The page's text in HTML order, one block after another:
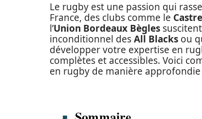
Le rugby est une passion qui
France, des clubs comme le
l’Union Bordeaux Bègles
inconditionnel desAll Blacks ou
développer votre expertise en
complètes et accessibles. Voici
en rugby de manière